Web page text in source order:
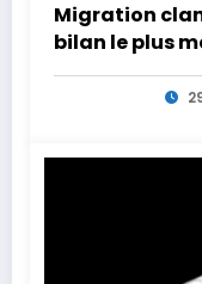
Migration
bilan le plus
les côtes de